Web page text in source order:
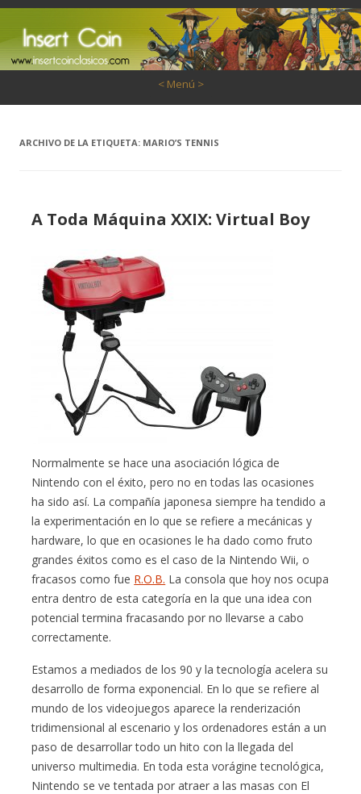
< Menú >
ARCHIVO DE LA ETIQUETA: MARIO’S TENNIS
A Toda Máquina XXIX: Virtual Boy
Normalmente se hace una asociación lógica de
Nintendo con el éxito, pero no en todas las ocasiones
ha sido así. La compañía japonesa siempre ha tendido a
la experimentación en lo que se refiere a mecánicas y
hardware, lo que en ocasiones le ha dado como fruto
grandes éxitos como es el caso de la Nintendo Wii, o
fracasos como fue R.O.B. La consola que hoy nos ocupa
entra dentro de esta categoría en la que una idea con
potencial termina fracasando por no llevarse a cabo
correctamente.
Estamos a mediados de los 90 y la tecnología acelera su
desarrollo de forma exponencial. En lo que se refiere al
mundo de los videojuegos aparece la renderización
tridimensional al escenario y los ordenadores están a un
paso de desarrollar todo un hito con la llegada del
universo multimedia. En toda esta vorágine tecnológica,
Nintendo se ve tentada por atraer a las masas con El